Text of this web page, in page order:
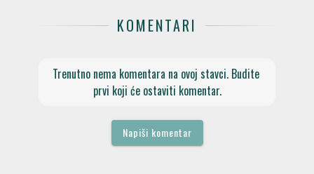
KOMENTARI
Trenutno nema komentara na ovoj stavci. Budite
prvi koji će ostaviti komentar.
Napiši komentar